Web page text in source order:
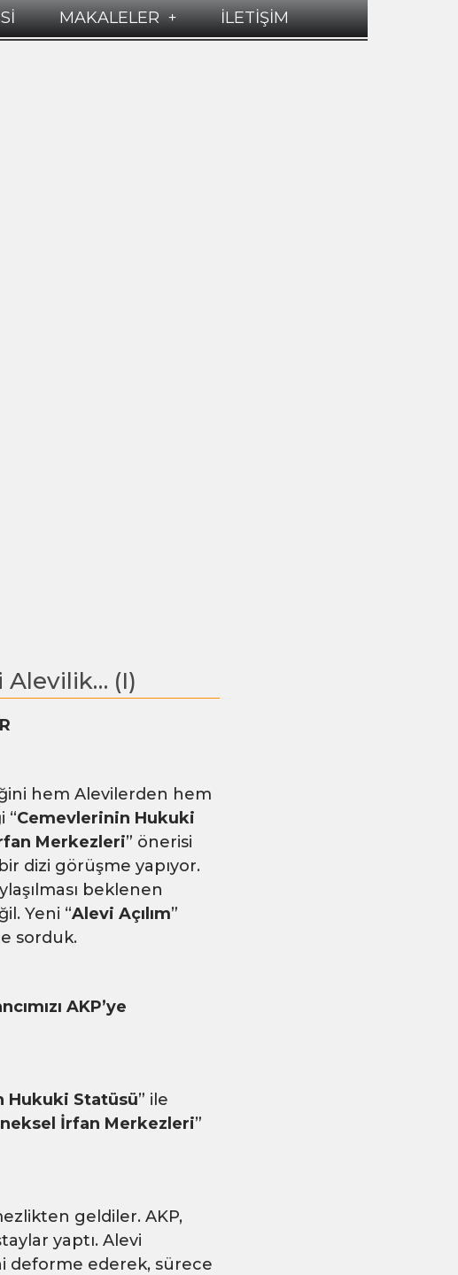
MAKALELER İLETİŞİM
Alevilik… (I)
hem Alevilerden hem
“Cemevlerinin Hukuki
Merkezleri” önerisi
dizi görüşme yapıyor.
beklenen
Yeni “Alevi Açılım”
sorduk.
AKP’ye
Hukuki Statüsü” ile
İrfan Merkezleri”
geldiler. AKP,
yaptı. Alevi
deforme ederek, sürece